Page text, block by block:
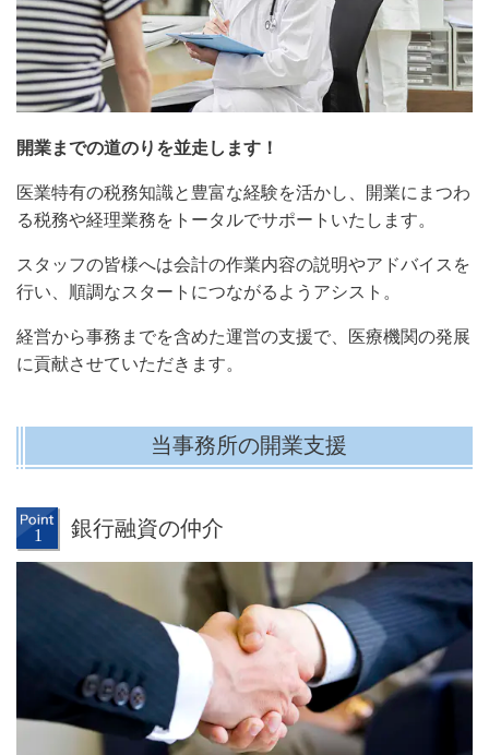
開業までの道のりを並走します！
医業特有の税務知識と豊富な経験を活かし、開業にまつわ
る税務や経理業務をトータルでサポートいたします。
スタッフの皆様へは会計の作業内容の説明やアドバイスを
行い、順調なスタートにつながるようアシスト。
経営から事務までを含めた運営の支援で、医療機関の発展
に貢献させていただきます。
当事務所の開業支援
銀行融資の仲介